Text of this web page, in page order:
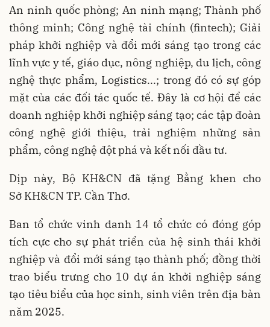
An ninh quốc phòng; An ninh mạng; Thành phố
thông minh; Công nghệ tài chính (fintech); Giải
pháp khởi nghiệp và đổi mới sáng tạo trong các
lĩnh vực y tế, giáo dục, nông nghiệp, du lịch, công
nghệ thực phẩm, Logistics...; trong đó có sự góp
mặt của các đối tác quốc tế. Đây là cơ hội để các
doanh nghiệp khởi nghiệp sáng tạo; các tập đoàn
công nghệ giới thiệu, trải nghiệm những sản
phẩm, công nghệ đột phá và kết nối đầu tư.
Dịp này, Bộ KH&CN đã tặng Bằng khen cho
Sở KH&CN TP. Cần Thơ.
Ban tổ chức vinh danh 14 tổ chức có đóng góp
tích cực cho sự phát triển của hệ sinh thái khởi
nghiệp và đổi mới sáng tạo thành phố; đồng thời
trao biểu trưng cho 10 dự án khởi nghiệp sáng
tạo tiêu biểu của học sinh, sinh viên trên địa bàn
năm 2025.